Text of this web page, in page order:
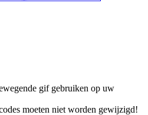
gif gebruiken op uw
moeten niet worden gewijzigd!